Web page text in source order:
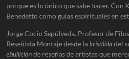
porque es lo único que sabe hacer.
Benedetto como guías espirituales en
Jorge Cocio Sepúlveda. Profesor de
Reseñista Montaje desde lakrisálidadel
ebulliciónde reseñas de artistas que